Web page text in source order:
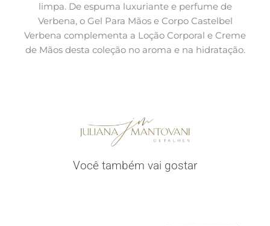
limpa. De espuma luxuriante e perfume de
Verbena, o Gel Para Mãos e Corpo Castelbel
Verbena complementa a Loção Corporal e Creme
de Mãos desta coleção no aroma e na hidratação.
Você também vai gostar